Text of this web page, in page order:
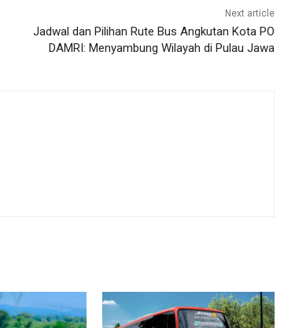
Next article
Jadwal dan Pilihan Rute Bus Angkutan Kota PO
DAMRI: Menyambung Wilayah di Pulau Jawa